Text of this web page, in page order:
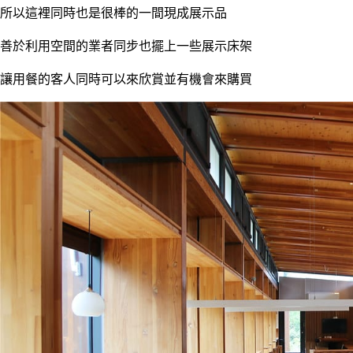
所以這裡同時也是很棒的一間現成展示品
善於利用空間的業者同步也擺上一些展示床架
讓用餐的客人同時可以來欣賞並有機會來購買